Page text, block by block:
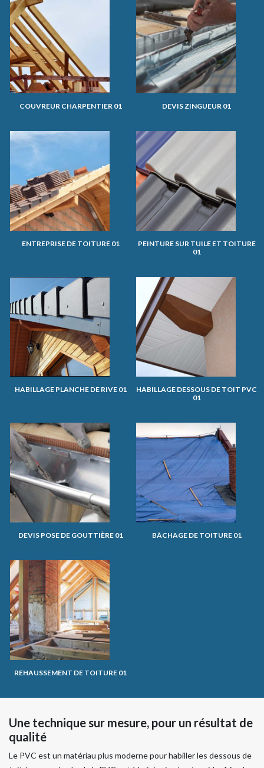
COUVREUR CHARPENTIER 01 DEVIS ZINGUEUR 01
ENTREPRISE DE TOITURE 01
PEINTURE SUR TUILE ET TOITURE
01
HABILLAGE PLANCHE DE RIVE 01
HABILLAGE DESSOUS DE TOIT PVC
01
DEVIS POSE DE GOUTTIÈRE 01 BÂCHAGE DE TOITURE 01
REHAUSSEMENT DE TOITURE 01
Une technique sur mesure, pour un résultat de
qualité
Le PVC est un matériau plus moderne pour habiller les dessous de